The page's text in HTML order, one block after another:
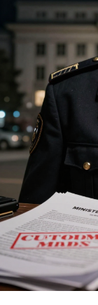
Cea mai
de la Poliția
confundat fișa
unei plângeri
a sesizat
la geamul
Reacția